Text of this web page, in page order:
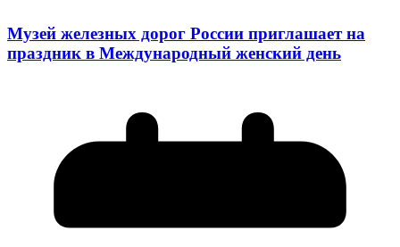
Музей железных дорог России приглашает на
праздник в Международный женский день